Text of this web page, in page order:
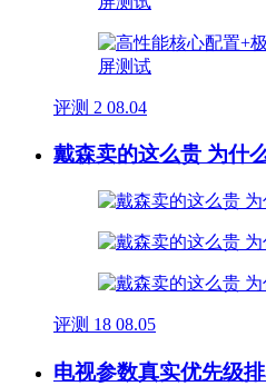
评测 2 08.04
戴森卖的这么贵 为什
评测 18 08.05
电视参数真实优先级